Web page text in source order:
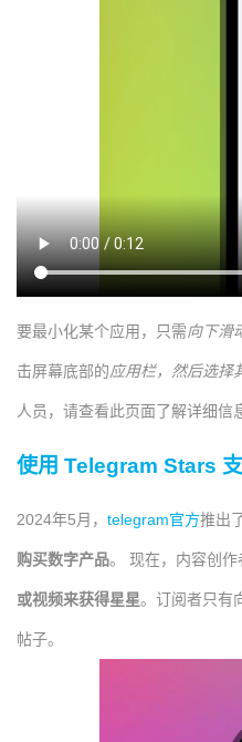
要最小化某个应用，只需向下滑
击屏幕底部的应用栏，然后选择
人员，请查看此页面了解详细信
使用 Telegram Stars
2024年5月， telegram官方推出
购买数字产品。 现在，内容创
或视频来获得星星。订阅者只有
帖子。